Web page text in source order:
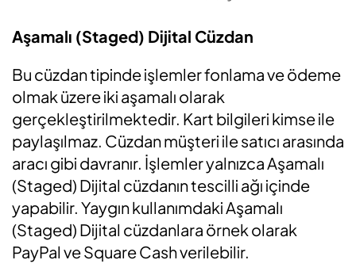
Aşamalı (Staged) Dijital Cüzdan
Bu cüzdan tipinde işlemler fonlama ve ödeme
olmak üzere iki aşamalı olarak
gerçekleştirilmektedir. Kart bilgileri kimse ile
paylaşılmaz. Cüzdan müşteri ile satıcı arasında
aracı gibi davranır. İşlemler yalnızca Aşamalı
(Staged) Dijital cüzdanın tescilli ağı içinde
yapabilir. Yaygın kullanımdaki Aşamalı
(Staged) Dijital cüzdanlara örnek olarak
PayPal ve Square Cash verilebilir.